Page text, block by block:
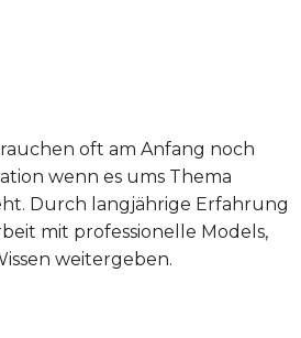
oft am Anfang noch
wenn es ums Thema
Durch langjährige Erfahrung
mit professionelle Models,
weitergeben.